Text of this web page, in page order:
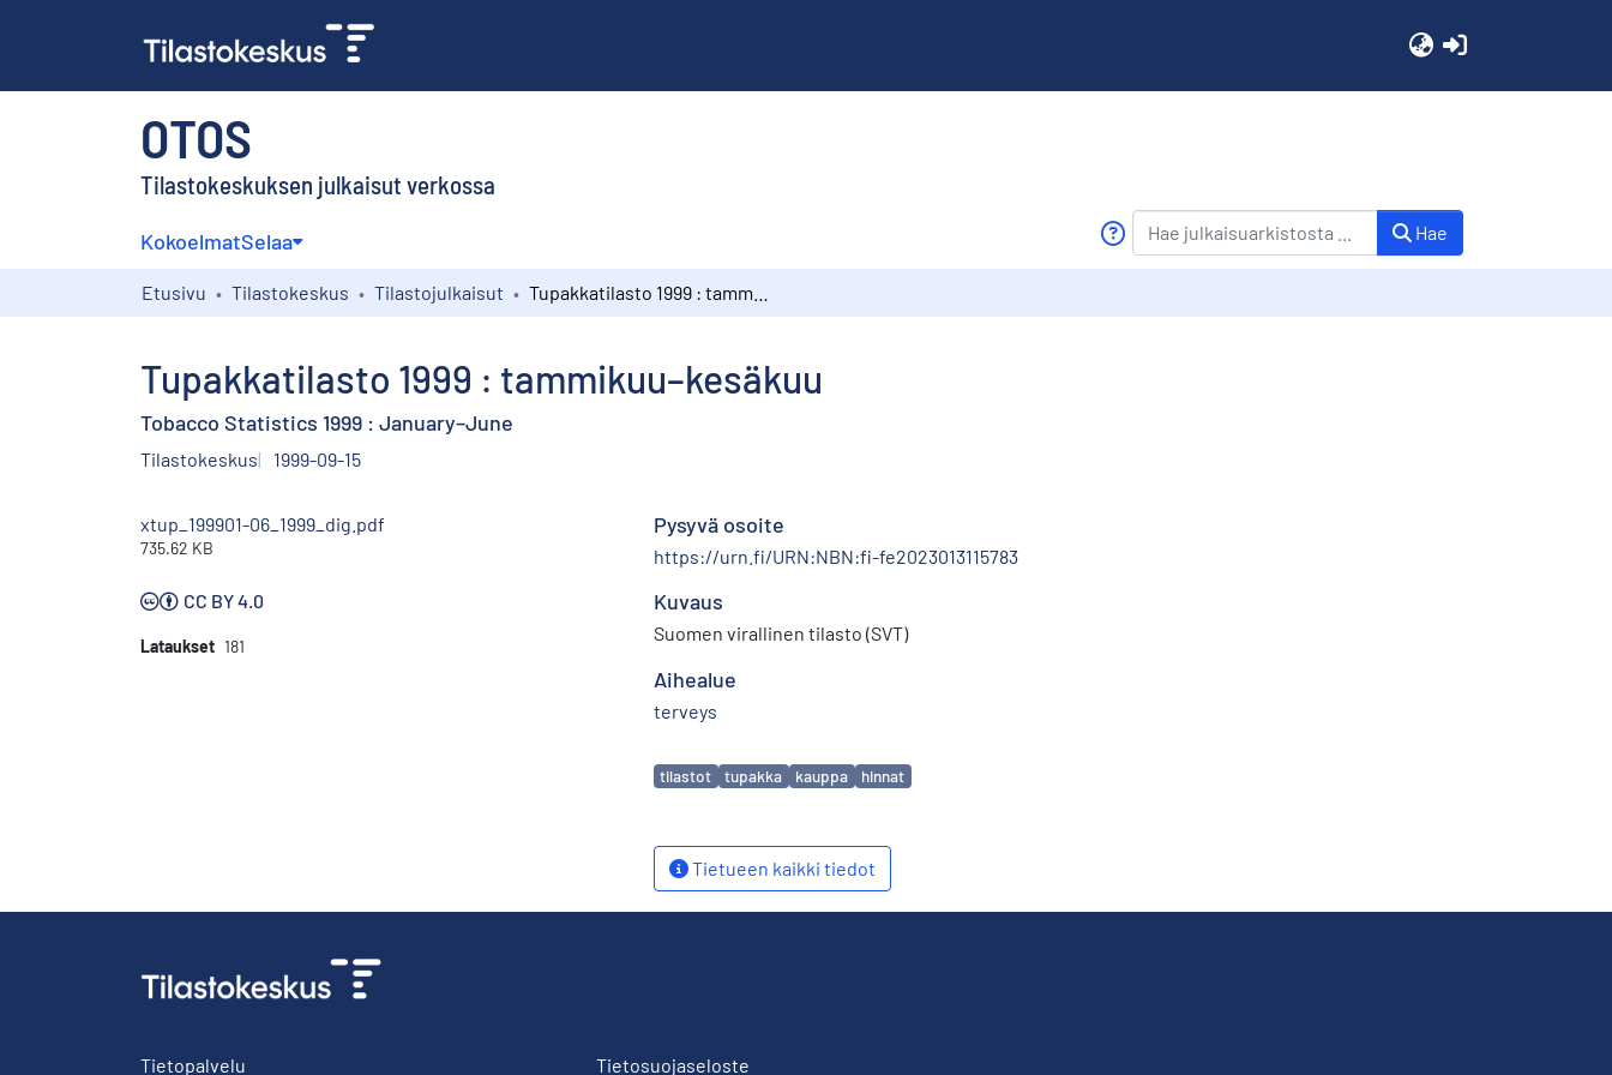
OTOS
Tilastokeskuksen julkaisut verkossa
KokoelmatSelaa Hae
Etusivu Tilastokeskus Tilastojulkaisut
Tupakkatilasto 1999 : tammikuu–kesäkuu
Tobacco Statistics 1999 : January–June
Tilastokeskus 1999-09-15
xtup_199901-06_1999_dig.pdf
735.62 KB
CC BY 4.0
Lataukset 181
Pysyvä osoite
https://urn.fi/URN:NBN:fi-fe2023013115783
Kuvaus
Suomen virallinen tilasto (SVT)
Aihealue
terveys
Avainsanat
tilastot tupakka kauppa hinnat
Tietueen kaikki tiedot
Tietopalvelu Tietosuojaseloste